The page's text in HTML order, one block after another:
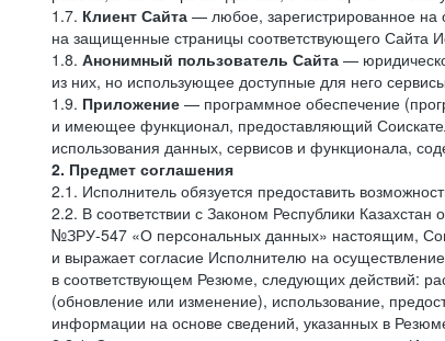
1.7. Клиент Сайта — любое, зарегистрированное на
на защищенные страницы соответствующего Сайта
1.8. Анонимный пользователь Сайта —
из них, но использующее доступные для него
1.9. Приложение — программное обеспечение
и имеющее функционал, предоставляющий
использования данных, сервисов и функционала,
2. Предмет соглашения
2.1. Исполнитель обязуется предоставить
2.2. В соответствии с Законом Республики
№ЗРУ-547 «О персональных данных» настоящим,
и выражает согласие Исполнителю на
в соответствующем Резюме, следующих действий:
(обновление или изменение), использование,
информации на основе сведений, указанных в